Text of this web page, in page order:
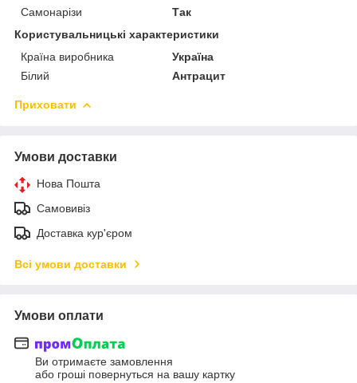
Самонарізи
Так
Користувальницькі характеристики
Країна виробника
Україна
Білий
Антрацит
Приховати
Умови доставки
Нова Пошта
Самовивіз
Доставка кур'єром
Всі умови доставки
Умови оплати
Ви отримаєте замовлення
або гроші повернуться на вашу картку